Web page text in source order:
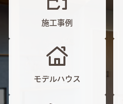
施工事例
モデルハウス